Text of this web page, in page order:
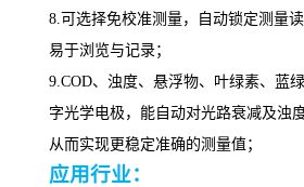
8.可选择免校准测量，自动锁定测量
易于浏览与记录；
9. COD、浊度、悬浮物、叶绿素、蓝
字光学电极，能自动对光路衰减及浊
从而实现更稳定准确的测量值 ；
应用行业：